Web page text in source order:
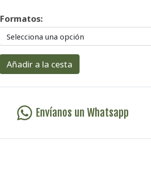
Formatos:
Selecciona una opción
Añadir a la cesta
Envíanos un Whatsapp